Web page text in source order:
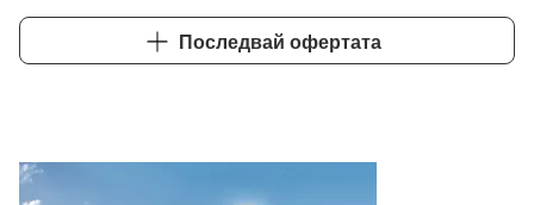
Последвай офертата